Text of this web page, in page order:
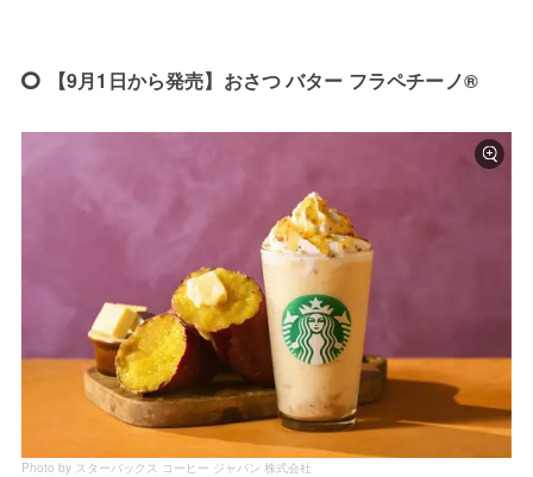
【9月1日から発売】おさつ バター フラペチーノ®
Photo by スターバックス コーヒー ジャパン 株式会社